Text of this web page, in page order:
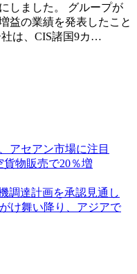
しました。 グループが
益の業績を発表したこと
は、CIS諸国9カ…
アセアン市場に注目
物販売で20％増
調達計画を承認見通し
け舞い降り、アジアで